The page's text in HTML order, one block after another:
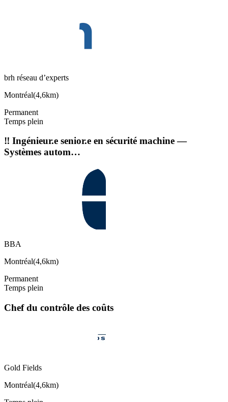
brh réseau d’experts
Montréal(4,6km)
Permanent
Temps plein
‼️ Ingénieur.e senior.e en sécurité machine —
Systèmes autom…
BBA
Montréal(4,6km)
Permanent
Temps plein
Chef du contrôle des coûts
Gold Fields
Montréal(4,6km)